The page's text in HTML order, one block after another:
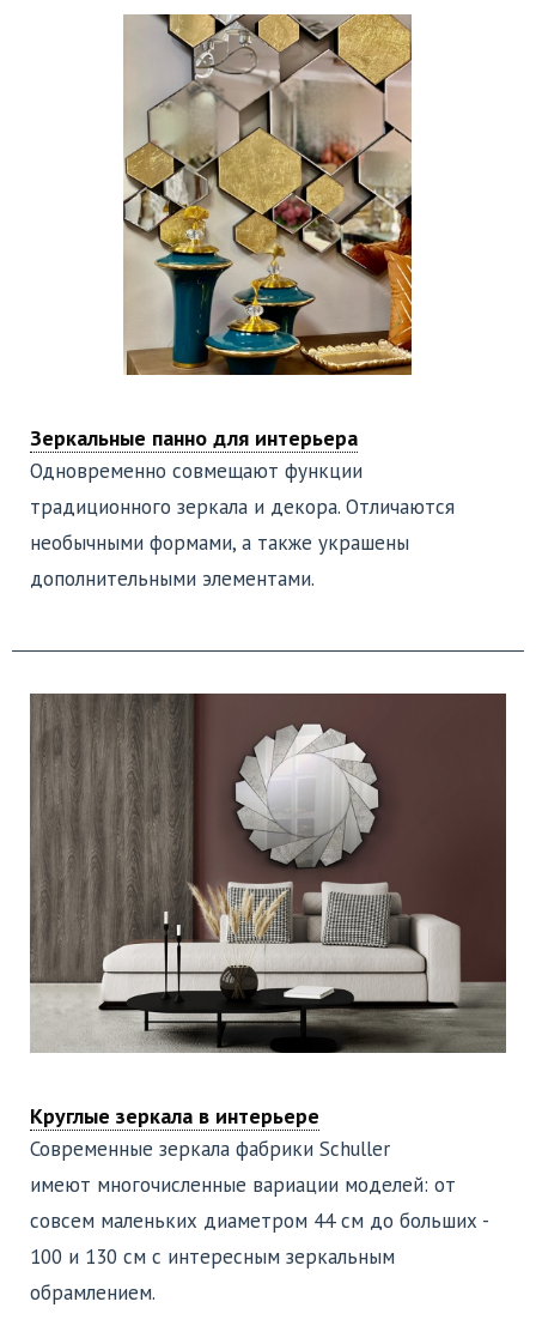
Зеркальные панно для интерьера
Одновременно совмещают функции
традиционного зеркала и декора. Отличаются
необычными формами, а также украшены
дополнительными элементами.
Круглые зеркала в интерьере
Современные зеркала фабрики Schuller
имеют многочисленные вариации моделей: от
совсем маленьких диаметром 44 см до больших -
100 и 130 см с интересным зеркальным
обрамлением.